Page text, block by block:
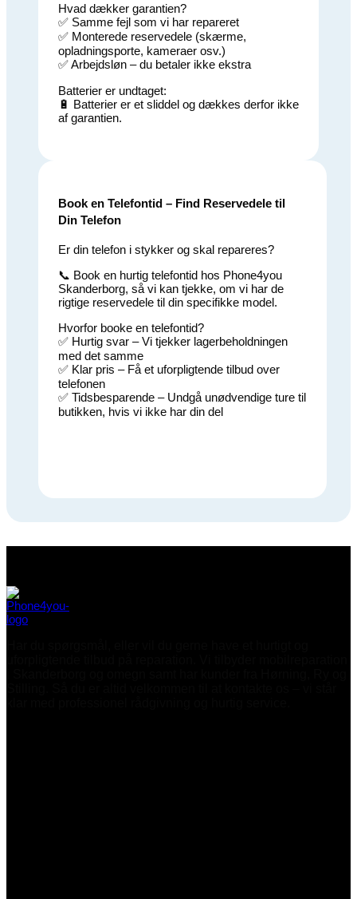
Hvad dækker garantien?
✅ Samme fejl som vi har repareret
✅ Monterede reservedele (skærme,
opladningsporte, kameraer osv.)
✅ Arbejdsløn – du betaler ikke ekstra
Batterier er undtaget:
🔋 Batterier er et sliddel og dækkes derfor ikke
af garantien.
Book en Telefontid – Find Reservedele til
Din Telefon
Er din telefon i stykker og skal repareres?
📞 Book en hurtig telefontid hos Phone4you
Skanderborg, så vi kan tjekke, om vi har de
rigtige reservedele til din specifikke model.
Hvorfor booke en telefontid?
✅ Hurtig svar – Vi tjekker lagerbeholdningen
med det samme
✅ Klar pris – Få et uforpligtende tilbud over
telefonen
✅ Tidsbesparende – Undgå unødvendige ture til
butikken, hvis vi ikke har din del